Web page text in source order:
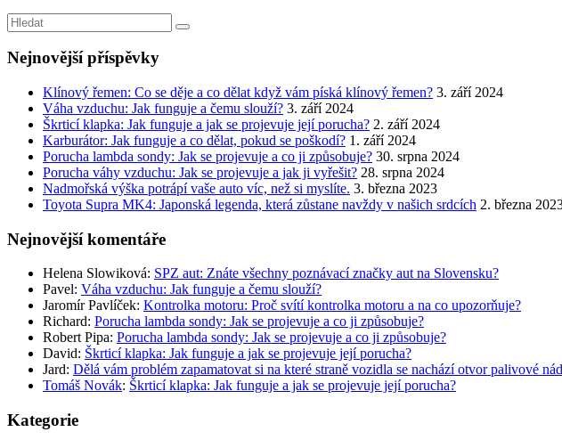
Nejnovější příspěvky
Klínový řemen: Co se děje a co dělat když vám píská klínový řemen? 3. září 2024
Váha vzduchu: Jak funguje a čemu slouží? 3. září 2024
Škrticí klapka: Jak funguje a jak se projevuje její porucha? 2. září 2024
Karburátor: Jak funguje a co dělat, pokud se poškodí? 1. září 2024
Porucha lambda sondy: Jak se projevuje a co ji způsobuje? 30. srpna 2024
Porucha váhy vzduchu: Jak se projevuje a jak ji vyřešit? 28. srpna 2024
Nadmořská výška potrápí vaše auto víc, než si myslíte. 3. března 2023
Toyota Supra MK4: Japonská legenda, která zůstane navždy v našich srdcích 2. března
Nejnovější komentáře
Helena Slowiková: SPZ aut: Znáte všechny poznávací značky aut na Slovensku?
Pavel: Váha vzduchu: Jak funguje a čemu slouží?
Jaromír Pavlíček: Kontrolka motoru: Proč svítí kontrolka motoru a na co upozorňuje?
Richard: Porucha lambda sondy: Jak se projevuje a co ji způsobuje?
Robert Pipa: Porucha lambda sondy: Jak se projevuje a co ji způsobuje?
David: Škrticí klapka: Jak funguje a jak se projevuje její porucha?
Jard: Dělá vám problém zapamatovat si na které straně vozidla se nachází otvor palivové
Tomáš Novák: Škrticí klapka: Jak funguje a jak se projevuje její porucha?
Kategorie